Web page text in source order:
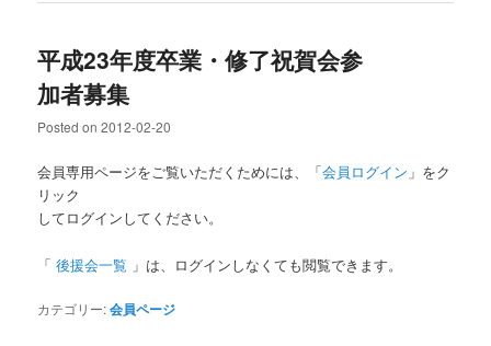
平成23年度卒業・修了祝賀会参
加者募集
Posted on2012-02-20
会員専用ページをご覧いただくためには、「会員ログイン 」をク
リック
してログインしてください。
「後援会一覧 」は、ログインしなくても閲覧できます。
カテゴリー:会員ページ